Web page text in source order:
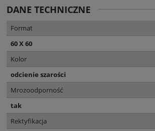
DANE TECHNICZNE
Format
60 X 60
Kolor
odcienie szarości
Mrozoodporność
tak
Rektyfikacja